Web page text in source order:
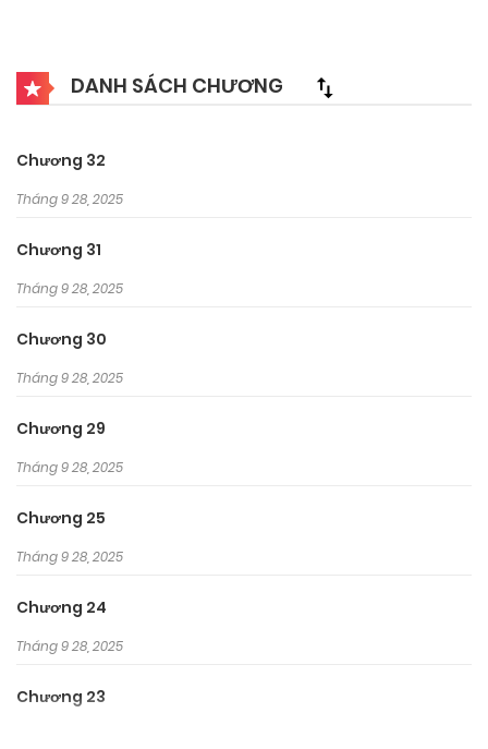
DANH SÁCH CHƯƠNG
Chương 32
Tháng 9 28, 2025
Chương 31
Tháng 9 28, 2025
Chương 30
Tháng 9 28, 2025
Chương 29
Tháng 9 28, 2025
Chương 25
Tháng 9 28, 2025
Chương 24
Tháng 9 28, 2025
Chương 23